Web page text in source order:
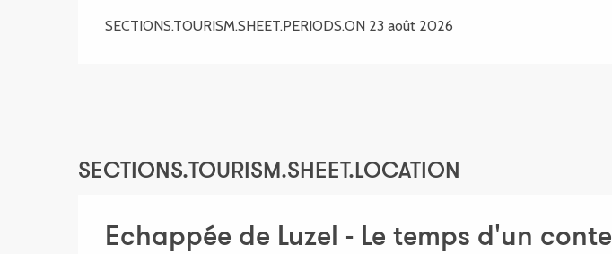
SECTIONS.TOURISM.SHEET.PERIODS.ON 23 août 2026
SECTIONS.TOURISM.SHEET.LOCATION
Echappée de Luzel - Le temps d'un conte